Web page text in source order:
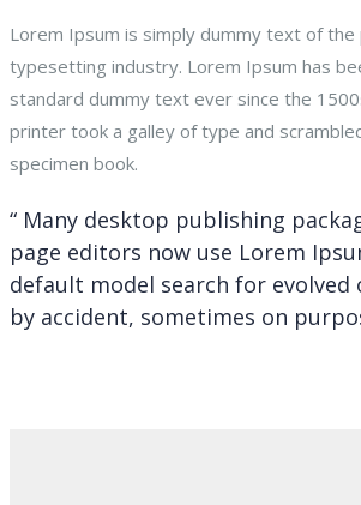
Lorem Ipsum is simply dummy text of the
typesetting industry. Lorem Ipsum has
standard dummy text ever since the
printer took a galley of type and
specimen book.
“ Many desktop publishing
page editors now use Lorem
default model search for evolved
by accident, sometimes on